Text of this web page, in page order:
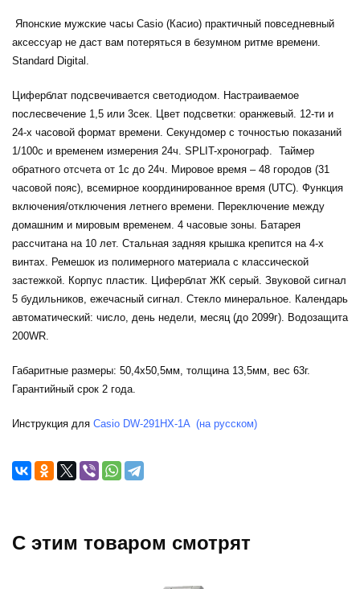
Японские мужские часы Casio (Касио) практичный повседневный
аксессуар не даст вам потеряться в безумном ритме времени.
Standard Digital.
Циферблат подсвечивается светодиодом. Настраиваемое
послесвечение 1,5 или 3сек. Цвет подсветки: оранжевый. 12-ти и
24-х часовой формат времени. Секундомер с точностью показаний
1/100с и временем измерения 24ч. SPLIT-хронограф. Таймер
обратного отсчета от 1c до 24ч. Мировое время – 48 городов (31
часовой пояс), всемирное координированное время (UTC). Функция
включения/отключения летнего времени. Переключение между
домашним и мировым временем. 4 часовые зоны. Батарея
рассчитана на 10 лет. Стальная задняя крышка крепится на 4-х
винтах. Ремешок из полимерного материала с классической
застежкой. Корпус пластик. Циферблат ЖК серый. Звуковой сигнал
5 будильников, ежечасный сигнал. Стекло минеральное. Календарь
автоматический: число, день недели, месяц (до 2099г). Водозащита
200WR.
Габаритные размеры: 50,4x50,5мм, толщина 13,5мм, вес 63г.
Гарантийный срок 2 года.
Инструкция для Casio DW-291HX-1A (на русском)
C этим товаром смотрят